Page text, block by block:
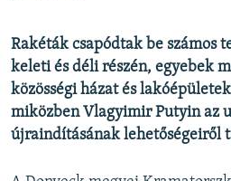
Valamennyi RFE/RL weboldal
Rakéták csapódtak be számos
keleti és déli részén, egyebek
közösségi házat és
miközben Vlagyimir Putyin az
újraindításának lehetőségeiről